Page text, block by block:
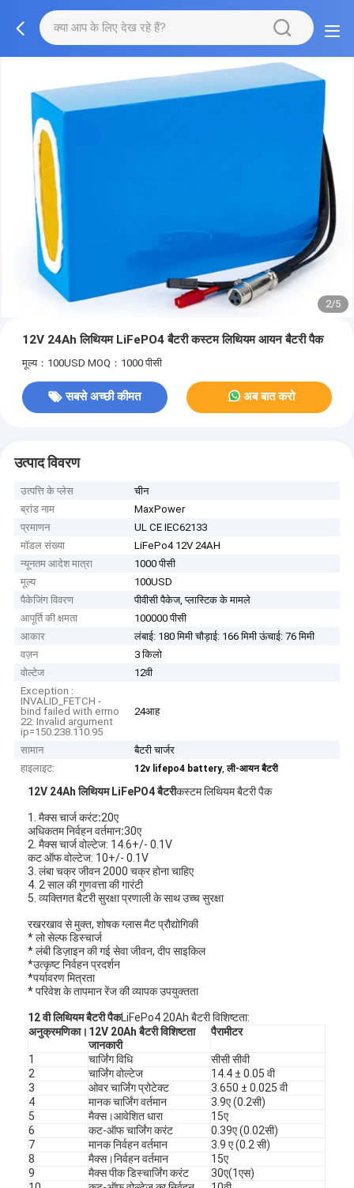
2/5
12V 24Ah लिथियम LiFePO4 बैटरी कस्टम लिथियम आयन बैटरी पैक
मूल्य：100USD MOQ：1000 पीसी
सबसे अच्छी कीमत अब बात करो
उत्पाद विवरण
उत्पत्ति के प्लेस
चीन
ब्रांड नाम
MaxPower
प्रमाणन
UL CE IEC62133
मॉडल संख्या
LiFePo4 12V 24AH
न्यूनतम आदेश मात्रा
1000 पीसी
मूल्य
100USD
पैकेजिंग विवरण
पीवीसी पैकेज, प्लास्टिक के मामले
आपूर्ति की क्षमता
100000 पीसी
आकार
लंबाई: 180 मिमी चौड़ाई: 166 मिमी ऊंचाई: 76 मिमी
वज़न
3 किलो
वोल्टेज
12वी
Exception :
INVALID_FETCH -
bind failed with errno
22: Invalid argument
ip=150.238.110.95
24आह
सामान
बैटरी चार्जर
हाइलाइट:
12v lifepo4 battery,ली-आयन बैटरी
12V 24Ah लिथियम LiFePO4 बैटरीकस्टम लिथियम बैटरी पैक
1. मैक्स चार्ज करंट:20ए
अधिकतम निर्वहन वर्तमान:30ए
2. मैक्स चार्ज वोल्टेज: 14.6+/- 0.1V
कट ऑफ वोल्टेज: 10+/- 0.1V
3. लंबा चक्र जीवन 2000 चक्र होना चाहिए
4. 2 साल की गुणवत्ता की गारंटी
5. व्यक्तिगत बैटरी सुरक्षा प्रणाली के साथ उच्च सुरक्षा
रखरखाव से मुक्त, शोषक ग्लास मैट प्रौद्योगिकी
* लो सेल्फ डिस्चार्ज
* लंबी डिज़ाइन की गई सेवा जीवन, दीप साइकिल
*उत्कृष्ट निर्वहन प्रदर्शन
*पर्यावरण मित्रता
* परिवेश के तापमान रेंज की व्यापक उपयुक्तता
12 वी लिथियम बैटरी पैकLiFePo4 20Ah बैटरी विशिष्टता:
अनुक्रमणिका। 12V 20Ah बैटरी विशिष्टता
जानकारी
पैरामीटर
1 चार्जिंग विधि
सीसी सीवी
2
चार्जिंग वोल्टेज
14.4 ± 0.05 वी
3
ओवर चार्जिंग प्रोटेक्ट
3.650 ± 0.025 वी
4
मानक चार्जिंग वर्तमान
3.9ए (0.2सी)
5
मैक्स।आवेशित धारा
15ए
6
कट-ऑफ चार्जिंग करंट
0.39ए (0.02सी)
7
मानक निर्वहन वर्तमान
3.9 ए (0.2 सी)
8
मैक्स।निर्वहन वर्तमान
15ए
9
मैक्स पीक डिस्चार्जिंग करंट
30ए(1एस)